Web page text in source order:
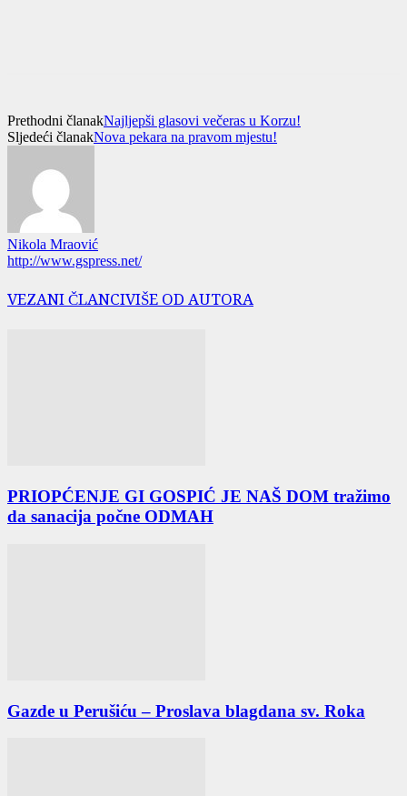
Prethodni članakNajljepši glasovi večeras u Korzu!
Sljedeći članakNova pekara na pravom mjestu!
Nikola Mraović
http://www.gspress.net/
VEZANI ČLANCIVIŠE OD AUTORA
PRIOPĆENJE GI GOSPIĆ JE NAŠ DOM tražimo
da sanacija počne ODMAH
Gazde u Perušiću – Proslava blagdana sv. Roka